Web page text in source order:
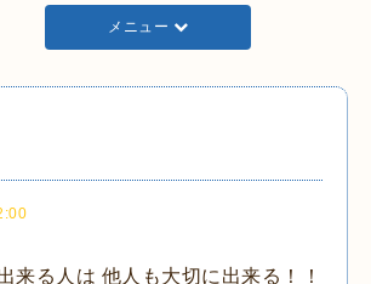
メニュー
来る人は 他人も大切に出来る！！